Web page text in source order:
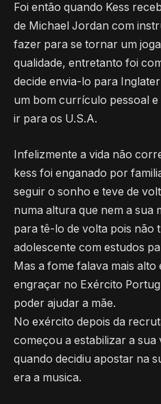
Foi então quando Kess
de Michael Jordan com
fazer para se tornar um
qualidade, entretanto foi
decide envia-lo para
um bom currículo pessoal e
ir para os U.S.A.
Infelizmente a vida não
kess foi enganado por
seguir o sonho e teve de
numa altura que nem a sua
para tê-lo de volta pois não
adolescente com estudos
Mas a fome falava mais alto
engraçar no Exército
poder ajudar a mãe.
No exército depois da
começou a estabilizar a sua
quando decidiu apostar na
era a musica.